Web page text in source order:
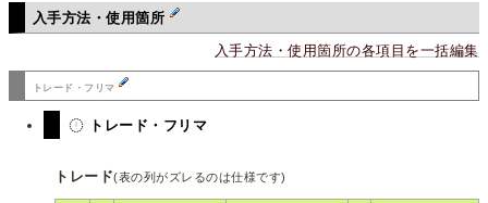
入手方法・使用箇所
入手方法・使用箇所の各項目を一括編集
トレード・フリマ
トレード・フリマ
トレード(表の列がズレるのは仕様です)